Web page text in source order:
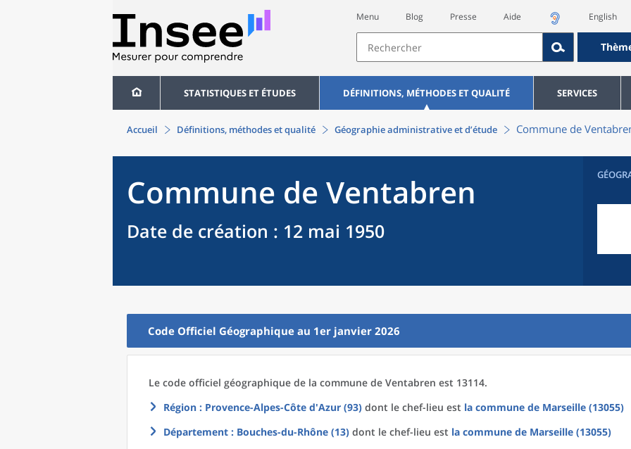
Menu Blog Presse Aide English
STATISTIQUES ET ÉTUDES DÉFINITIONS, MÉTHODES ET QUALITÉ SERVICES
Accueil Définitions, méthodes et qualité Géographie administrative et d’étude Commune de
Commune de Ventabren
Date de création : 12 mai 1950
Code Officiel Géographique au 1er janvier 2026
Le code officiel géographique de la commune de Ventabren est 13114.
Région : Provence-Alpes-Côte d'Azur (93) dont le chef-lieu est la commune de Marseille (13055)
Département : Bouches-du-Rhône (13) dont le chef-lieu est la commune de Marseille (13055)